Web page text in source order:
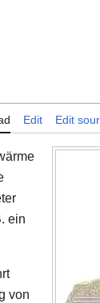
Edit Edit
ein
von